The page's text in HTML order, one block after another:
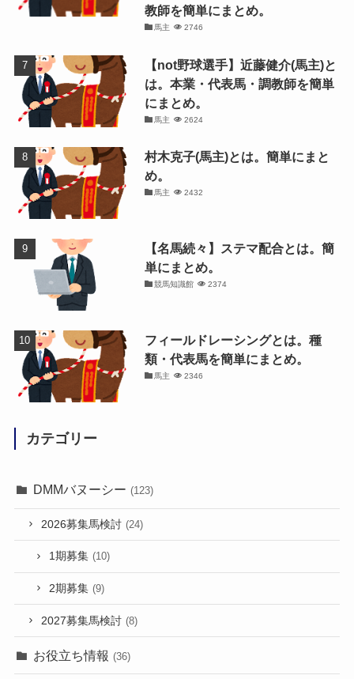
教師を簡単にまとめ。
馬主 2746
【not野球選手】近藤健介(馬主)と
は。本業・代表馬・調教師を簡単
にまとめ。
馬主 2624
村木克子(馬主)とは。簡単にまと
め。
馬主 2432
【名馬続々】ステマ配合とは。簡
単にまとめ。
競馬知識館 2374
フィールドレーシングとは。種
類・代表馬を簡単にまとめ。
馬主 2346
カテゴリー
DMMバヌーシー (123)
2026募集馬検討 (24)
1期募集 (10)
2期募集 (9)
2027募集馬検討 (8)
お役立ち情報 (36)